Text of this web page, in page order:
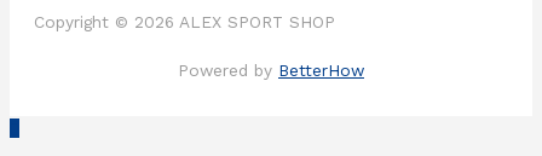
Copyright © 2026 ALEX SPORT SHOP
Powered by BetterHow
Scroll
to